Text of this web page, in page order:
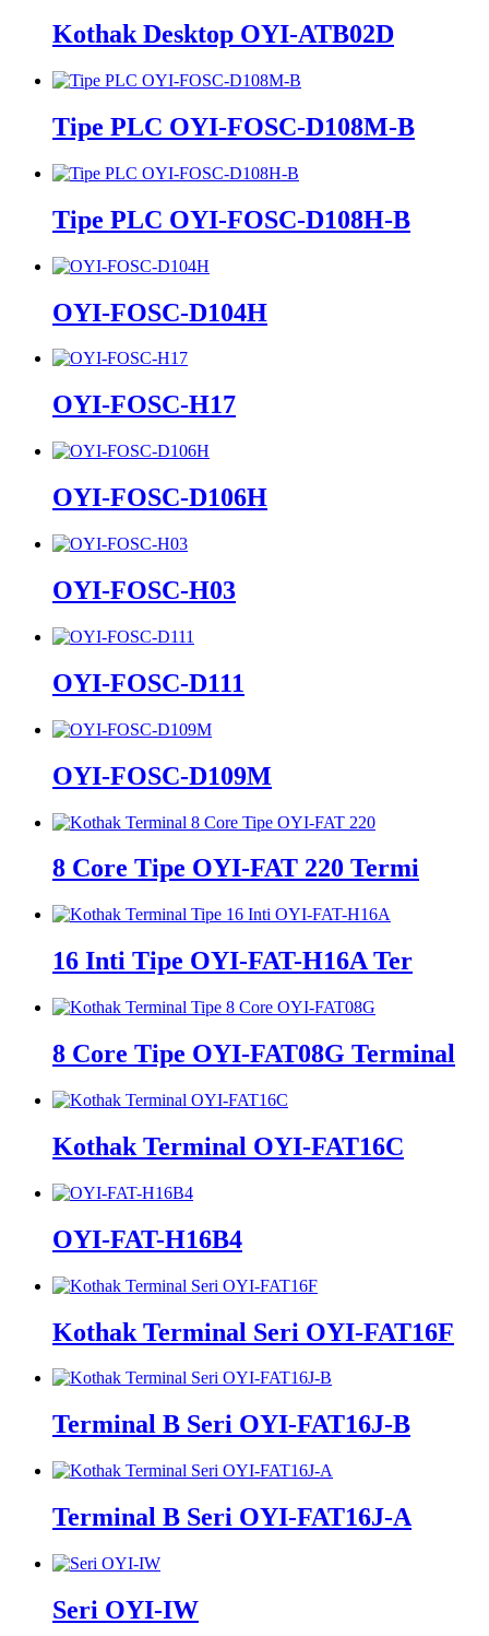
Kothak Desktop OYI-ATB02D
Tipe PLC OYI-FOSC-D108M-B
Tipe PLC OYI-FOSC-D108H-B
OYI-FOSC-D104H
OYI-FOSC-H17
OYI-FOSC-D106H
OYI-FOSC-H03
OYI-FOSC-D111
OYI-FOSC-D109M
8 Core Tipe OYI-FAT 220 Termi
16 Inti Tipe OYI-FAT-H16A Ter
8 Core Tipe OYI-FAT08G Terminal
Kothak Terminal OYI-FAT16C
OYI-FAT-H16B4
Kothak Terminal Seri OYI-FAT16F
Terminal B Seri OYI-FAT16J-B
Terminal B Seri OYI-FAT16J-A
Seri OYI-IW